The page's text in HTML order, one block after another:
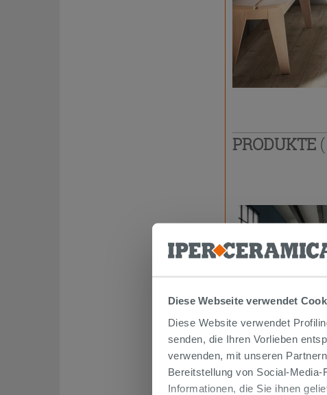
Diese Webseite verwendet
Diese Website verwendet
senden, die Ihren Vorlieben
verwenden, mit unseren
Bereitstellung von Social-
Informationen, die Sie ihnen
PRODUKTE
Wandfliese
Feinsteinzeug